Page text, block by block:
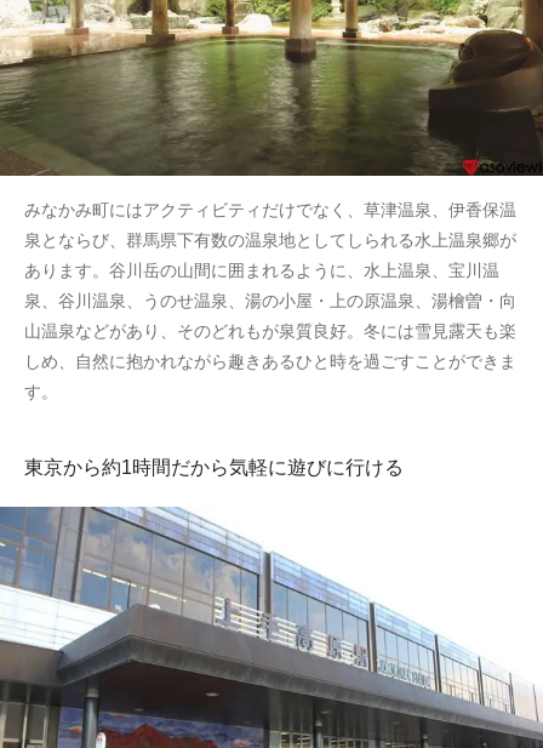
みなかみ町にはアクティビティだけでなく、草津温泉、伊香保温
泉とならび、群馬県下有数の温泉地としてしられる水上温泉郷が
あります。谷川岳の山間に囲まれるように、水上温泉、宝川温
泉、谷川温泉、うのせ温泉、湯の小屋・上の原温泉、湯檜曽・向
山温泉などがあり、そのどれもが泉質良好。冬には雪見露天も楽
しめ、自然に抱かれながら趣きあるひと時を過ごすことができま
す。
東京から約1時間だから気軽に遊びに行ける